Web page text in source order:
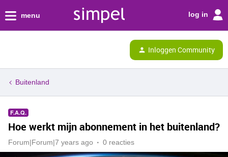
menu log in
Inloggen Community
Buitenland
F.A.Q.
Hoe werkt mijn abonnement in het buitenland?
Forum|Forum|7 years ago 0 reacties